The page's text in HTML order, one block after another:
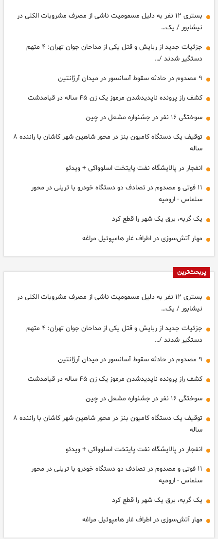
بستری ۱۲ نفر به دلیل مسمومیت ناشی از مصرف مشروبات الکلی در
نیشابور / یک…
جزئیات جدید از ربایش و قتل یکی از مداحان جوان تهران: ۴ متهم
دستگیر شدند /…
۹ مصدوم در حادثه سقوط آسانسور در میدان آرژانتین
کشف راز پرونده ناپدیدشدن مرموز یک زن ۴۵ ساله در قیامدشت
سوختگی ۱۶ نفر در جشنواره مشعل در چین
توقیف یک دستگاه کامیون بنز در محور شاهین شهر کاشان با راننده ۸
ساله
انفجار در پالایشگاه نفت پایتخت اسلوواکی + ویدئو
۱۱ فوتی و مصدوم در تصادف دو دستگاه خودرو با تریلی در محور
سلماس - ارومیه
یک گربه، برق یک شهر را قطع کرد
مهار آتش‌سوزی در اطراف غار هامپوئیل مراغه
پربحث‌ترین
بستری ۱۲ نفر به دلیل مسمومیت ناشی از مصرف مشروبات الکلی در
نیشابور / یک…
جزئیات جدید از ربایش و قتل یکی از مداحان جوان تهران: ۴ متهم
دستگیر شدند /…
۹ مصدوم در حادثه سقوط آسانسور در میدان آرژانتین
کشف راز پرونده ناپدیدشدن مرموز یک زن ۴۵ ساله در قیامدشت
سوختگی ۱۶ نفر در جشنواره مشعل در چین
توقیف یک دستگاه کامیون بنز در محور شاهین شهر کاشان با راننده ۸
ساله
انفجار در پالایشگاه نفت پایتخت اسلوواکی + ویدئو
۱۱ فوتی و مصدوم در تصادف دو دستگاه خودرو با تریلی در محور
سلماس - ارومیه
یک گربه، برق یک شهر را قطع کرد
مهار آتش‌سوزی در اطراف غار هامپوئیل مراغه